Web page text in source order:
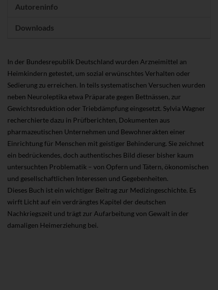
Autoreninfo
Downloads
In der Bundesrepublik Deutschland wurden Arzneimittel an
Heimkindern getestet, um sozial erwünschtes Verhalten oder
Sedierung zu erreichen. In teils systematischen Versuchen wurden
neben Neuroleptika etwa Präparate gegen Bettnässen, zur
Gewichtsreduktion oder Triebdämpfung eingesetzt. Sylvia Wagner
recherchierte dazu in Prüfberichten, Dokumenten aus
pharmazeutischen Unternehmen und Bewohnerakten einer
Einrichtung für Menschen mit geistiger Behinderung. Sie zeichnet
ein bedrückendes, doch authentisches Bild dieser bisher kaum
untersuchten Problematik – von Opfern und Tätern, ökonomischen
und gesellschaftlichen Interessen und Gegebenheiten.
Dieses Buch ist ein wichtiger Beitrag zur Medizingeschichte. Es
wirft Licht auf ein verdrängtes Kapitel der deutschen
Nachkriegszeit und trägt zur Aufarbeitung von Gewalt in der
damaligen Heimerziehung bei.